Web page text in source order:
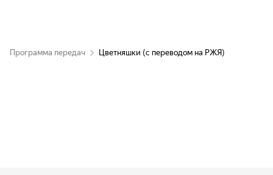
Программа передач Цветняшки (с переводом на РЖЯ)